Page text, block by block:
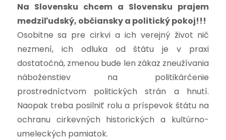
Na Slovensku chcem a Slovensku prajem
medziľudský, občiansky a politický pokoj!!!
Osobitne sa pre cirkvi a ich verejný život nič
nezmení, ich odluka od štátu je v praxi
dostatočná, zmenou bude len zákaz zneužívania
náboženstiev na politikárčenie
prostredníctvom politických strán a hnutí.
Naopak treba posilniť rolu a príspevok štátu na
ochranu cirkevných historických a kultúrno-
umeleckých pamiatok.